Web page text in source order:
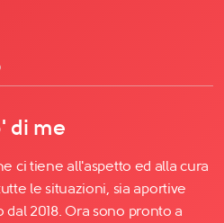
di me
ci tiene all'aspetto ed alla cura
le situazioni, sia aportive
2018. Ora sono pronto a